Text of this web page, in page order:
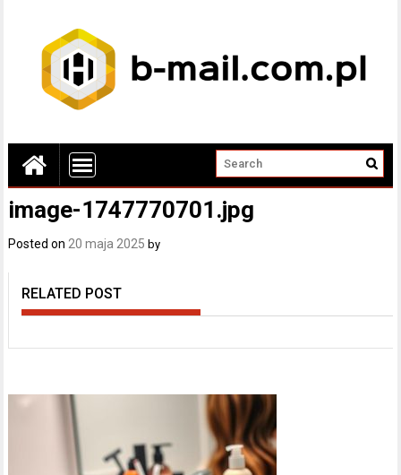
image-1747770701.jpg
Posted on 20 maja 2025 by
RELATED POST